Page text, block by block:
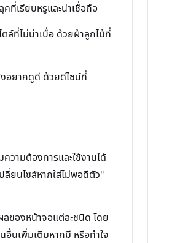
ที่เรียบหรูและน่าเชื่อถือ
ล์ที่ไม่น่าเบื่อ ด้วยผ้าลูกไม้ที่
อยากดูดี ด้วยดีไซน์ที่
ามต้องการและใช้งานได้
ลี่ยนไซส์หากใส่ไม่พอดีตัว"
ของหน้าจอแต่ละชนิด โดย
นเพิ่มเติมหากมี หรือทำใจ